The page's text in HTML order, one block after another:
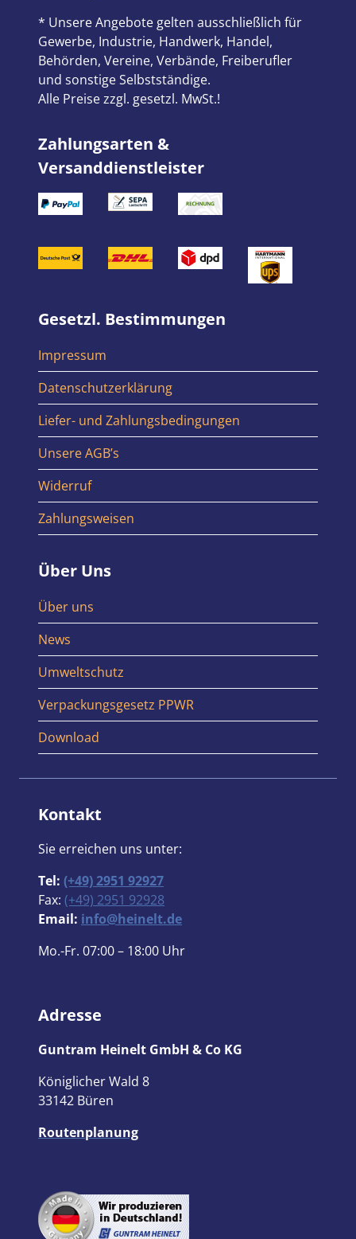
* Unsere Angebote gelten ausschließlich für
Gewerbe, Industrie, Handwerk, Handel,
Behörden, Vereine, Verbände, Freiberufler
und sonstige Selbstständige.
Alle Preise zzgl. gesetzl. MwSt.!
Zahlungsarten &
Versanddienstleister
Gesetzl. Bestimmungen
Impressum
Datenschutzerklärung
Liefer- und Zahlungsbedingungen
Unsere AGB’s
Widerruf
Zahlungsweisen
Über Uns
Über uns
News
Umweltschutz
Verpackungsgesetz PPWR
Download
Kontakt
Sie erreichen uns unter:
Tel: (+49) 2951 92927
Fax: (+49) 2951 92928
Email: info@heinelt.de
Mo.-Fr. 07:00 – 18:00 Uhr
Adresse
Guntram Heinelt GmbH & Co KG
Königlicher Wald 8
33142 Büren
Routenplanung